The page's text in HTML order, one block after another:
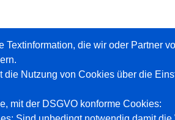
Textinformation, die wir oder Partner
die Nutzung von Cookies über die
mit der DSGVO konforme Cookies: